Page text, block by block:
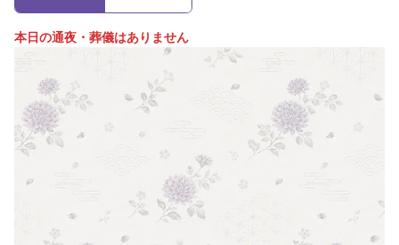
本日の通夜・葬儀はありません